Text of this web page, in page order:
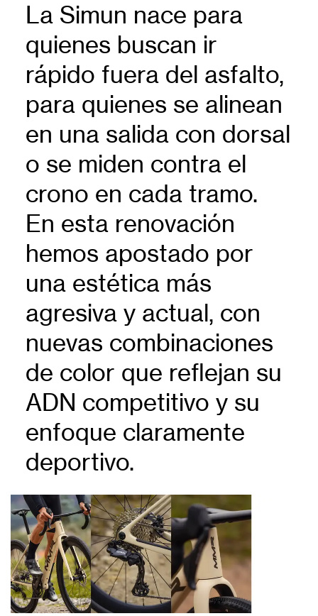
La Simun nace para
quienes buscan ir
rápido fuera del asfalto,
para quienes se alinean
en una salida con dorsal
o se miden contra el
crono en cada tramo.
En esta renovación
hemos apostado por
una estética más
agresiva y actual, con
nuevas combinaciones
de color que reflejan su
ADN competitivo y su
enfoque claramente
deportivo.